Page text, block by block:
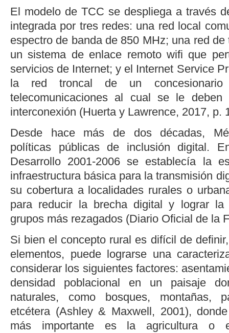
El modelo de TCC se despliega a través
integrada por tres redes: una red local
espectro de banda de 850 MHz; una red
un sistema de enlace remoto wifi que
servicios de Internet; y el Internet Service
la red troncal de un
telecomunicaciones al cual se le
interconexión (Huerta y Lawrence, 2017, p.
Desde hace más de dos décadas,
políticas públicas de inclusión digital.
Desarrollo 2001-2006 se establecía la
infraestructura básica para la transmisión
su cobertura a localidades rurales o
para reducir la brecha digital y lograr
grupos más rezagados (Diario Oficial de la
Si bien el concepto rural es difícil de
elementos, puede lograrse una
considerar los siguientes factores:
densidad poblacional en un paisaje
naturales, como bosques, montañas,
etcétera (Ashley & Maxwell, 2001),
más importante es la agricultura o